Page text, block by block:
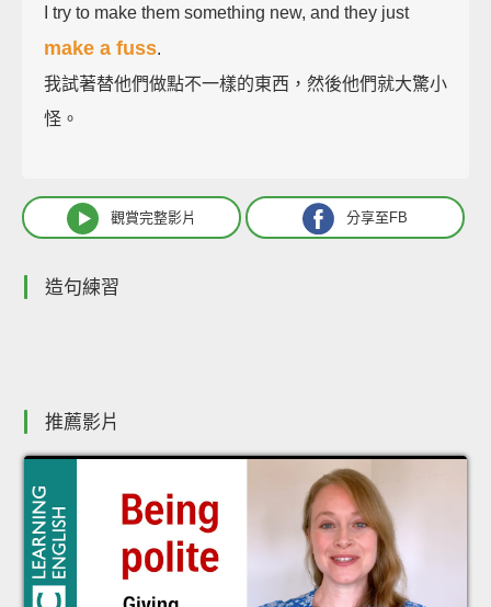
I try to make them something new, and they just
make a fuss.
我試著替他們做點不一樣的東西，然後他們就大驚小
怪。
觀賞完整影片 分享至FB
造句練習
推薦影片